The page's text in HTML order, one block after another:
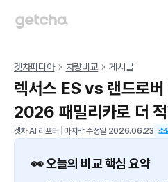
겟차피디아 차량비교 게시글
렉서스 ES vs 랜드로
2026 패밀리카로 더
겟차 AI 리포터 마지막 수정일 2026.06.23 소
👀 오늘의 비교 핵심 요약